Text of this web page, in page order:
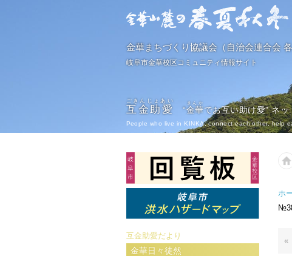
金華まちづくり協議会（自治会連合会
岐阜市金華校区コミュニティ情報サイト
互金助愛
ごきんじょあい
“金華
きんか
でお互い助け愛” ネ
People who live in KINKA, connect each other, help
ホ
«
互金助愛だより
金華日々徒然